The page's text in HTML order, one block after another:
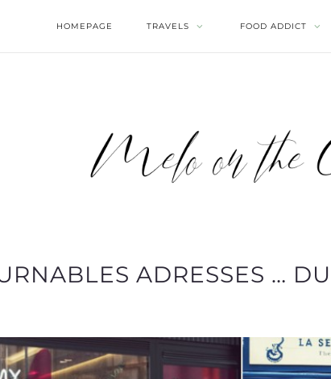
HOMEPAGE TRAVELS FOOD ADDICT
ADRESSES …